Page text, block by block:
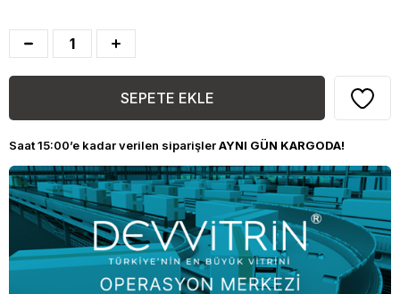
Saat 15:00’e kadar verilen siparişlerAYNI GÜN KARGODA!